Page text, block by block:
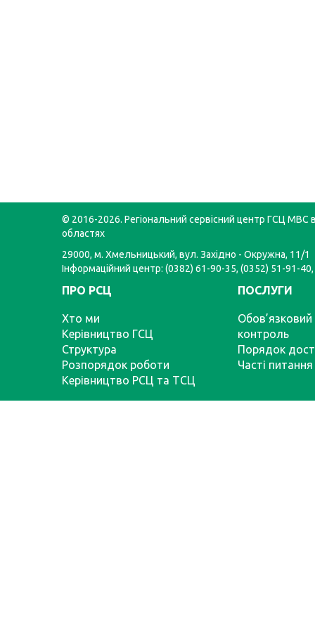
© 2016-2026. Регіональний сервісний центр ГСЦ МВС
областях
29000, м. Хмельницький, вул. Західно - Окружна, 11/1
Інформаційний центр: (0382) 61-90-35, (0352) 51-91-
ПРО РСЦ
Хто ми
Керівництво ГСЦ
Структура
Розпорядок роботи
Керівництво РСЦ та ТСЦ
ПОСЛУГИ
Обов’язковий
контроль
Порядок
Часті питання